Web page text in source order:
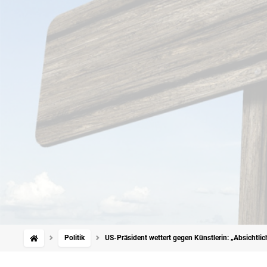
Politik US-Präsident wettert gegen Künstlerin: